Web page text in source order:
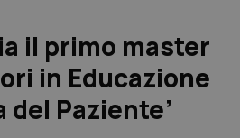
il primo master
in Educazione
Paziente’